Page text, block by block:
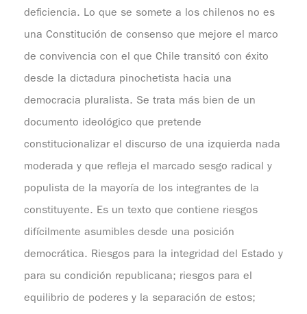
deficiencia. Lo que se somete a los chilenos no es
una Constitución de consenso que mejore el marco
de convivencia con el que Chile transitó con éxito
desde la dictadura pinochetista hacia una
democracia pluralista. Se trata más bien de un
documento ideológico que pretende
constitucionalizar el discurso de una izquierda nada
moderada y que refleja el marcado sesgo radical y
populista de la mayoría de los integrantes de la
constituyente. Es un texto que contiene riesgos
difícilmente asumibles desde una posición
democrática. Riesgos para la integridad del Estado y
para su condición republicana; riesgos para el
equilibrio de poderes y la separación de estos;